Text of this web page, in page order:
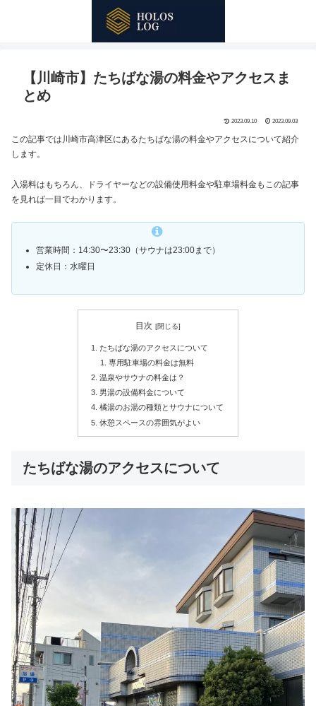
【川崎市】たちばな湯の料金やアクセスま
とめ
2023.09.10 2023.09.03
この記事では川崎市高津区にあるたちばな湯の料金やアクセスについて紹介
します。
入湯料はもちろん、ドライヤーなどの設備使用料金や駐車場料金もこの記事
を見れば一目でわかります。
営業時間：14:30〜23:30（サウナは23:00まで）
定休日：水曜日
目次
たちばな湯のアクセスについて
専用駐車場の料金は無料
温泉やサウナの料金は？
男湯の設備料金について
橘湯のお湯の種類とサウナについて
休憩スペースの雰囲気がよい
たちばな湯のアクセスについて